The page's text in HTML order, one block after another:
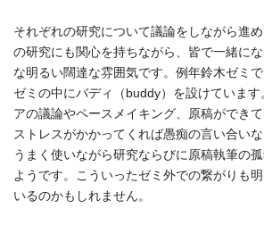
それぞれの研究について議論をしながら進
の研究にも関心を持ちながら、皆で一緒に
な明るい闊達な雰囲気です。例年鈴木ゼミ
ゼミの中にバディ（buddy）を設けていま
アの議論やペースメイキング、原稿ができて
ストレスがかかってくれば愚痴の言い合い
うまく使いながら研究ならびに原稿執筆の
ようです。こういったゼミ外での繋がりも
いるのかもしれません。